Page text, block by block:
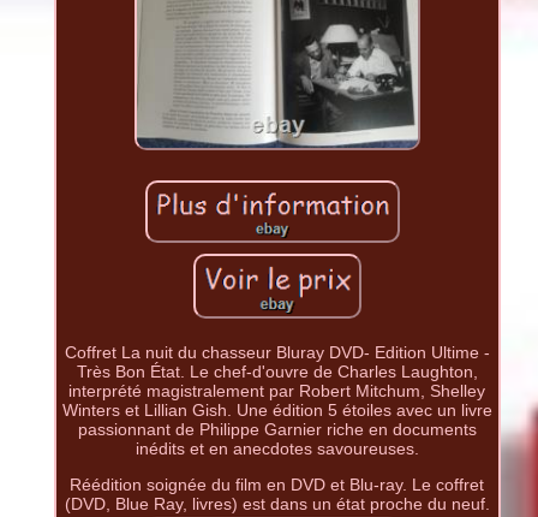
Coffret La nuit du chasseur Bluray DVD- Edition Ultime -
Très Bon État. Le chef-d'ouvre de Charles Laughton,
interprété magistralement par Robert Mitchum, Shelley
Winters et Lillian Gish. Une édition 5 étoiles avec un livre
passionnant de Philippe Garnier riche en documents
inédits et en anecdotes savoureuses.
Réédition soignée du film en DVD et Blu-ray. Le coffret
(DVD, Blue Ray, livres) est dans un état proche du neuf.